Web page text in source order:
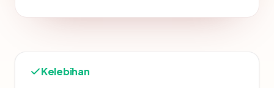
Kelebihan